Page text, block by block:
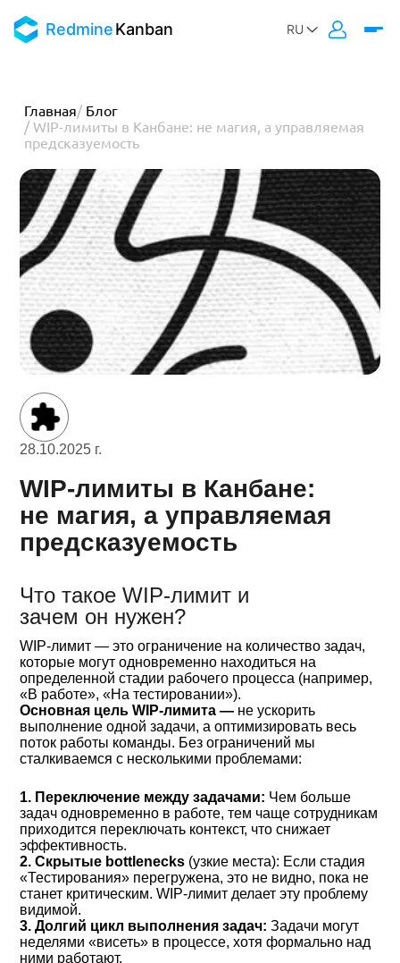
RedmineKanban
Главная/ Блог
/ WIP-лимиты в Канбане: не магия, а управляемая
предсказуемость
28.10.2025 г.
WIP-лимиты в Канбане:
не магия, а управляемая
предсказуемость
Что такое WIP-лимит и
зачем он нужен?
WIP-лимит — это ограничение на количество задач,
которые могут одновременно находиться на
определенной стадии рабочего процесса (например,
«В работе», «На тестировании»).
Основная цель WIP-лимита — не ускорить
выполнение одной задачи, а оптимизировать весь
поток работы команды. Без ограничений мы
сталкиваемся с несколькими проблемами:
1. Переключение между задачами: Чем больше
задач одновременно в работе, тем чаще сотрудникам
приходится переключать контекст, что снижает
эффективность.
2. Скрытые bottlenecks (узкие места): Если стадия
«Тестирования» перегружена, это не видно, пока не
станет критическим. WIP-лимит делает эту проблему
видимой.
3. Долгий цикл выполнения задач: Задачи могут
неделями «висеть» в процессе, хотя формально над
ними работают.